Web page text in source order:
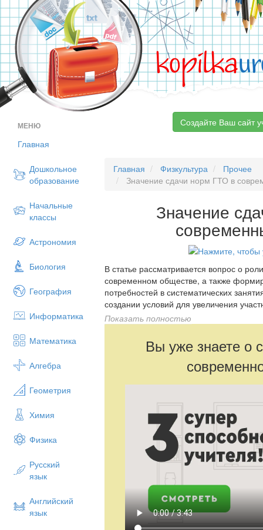
kopilka
МЕНЮ
Главная
Дошкольное
образование
Начальные
классы
Астрономия
Биология
География
Информатика
Математика
Алгебра
Геометрия
Химия
Физика
Русский
язык
Английский
язык
Создайте Ваш сайт
Главная Физкультура
Прочее
Значение сдачи норм ГТО в
Значение
В статье рассматривается вопрос о
современном обществе, а также
потребностей в систематических
создании условий для увеличения
комплекс ГТО, значок ГТО,
физическая подготовка, здоровый
Показать полностью
Вы уже знаете о